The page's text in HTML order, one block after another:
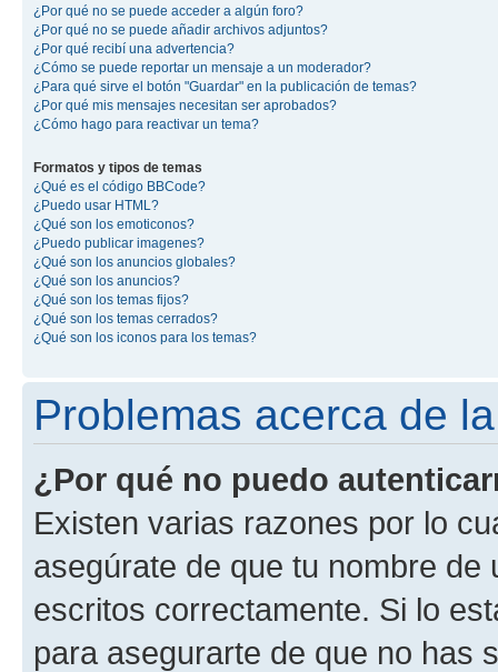
¿Por qué no se puede acceder a algún foro?
¿Por qué no se puede añadir archivos adjuntos?
¿Por qué recibí una advertencia?
¿Cómo se puede reportar un mensaje a un moderador?
¿Para qué sirve el botón "Guardar" en la publicación de temas?
¿Por qué mis mensajes necesitan ser aprobados?
¿Cómo hago para reactivar un tema?
Formatos y tipos de temas
¿Qué es el código BBCode?
¿Puedo usar HTML?
¿Qué son los emoticonos?
¿Puedo publicar imagenes?
¿Qué son los anuncios globales?
¿Qué son los anuncios?
¿Qué son los temas fijos?
¿Qué son los temas cerrados?
¿Qué son los iconos para los temas?
Problemas acerca de
¿Por qué no puedo
Existen varias razones por lo
asegúrate de que tu nombre
escritos correctamente. Si lo
para asegurarte de que no has